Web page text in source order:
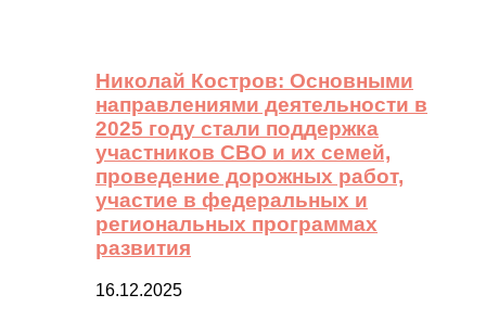
Николай Костров: Основными
направлениями деятельности в
2025 году стали поддержка
участников СВО и их семей,
проведение дорожных работ,
участие в федеральных и
региональных программах
развития
16.12.2025